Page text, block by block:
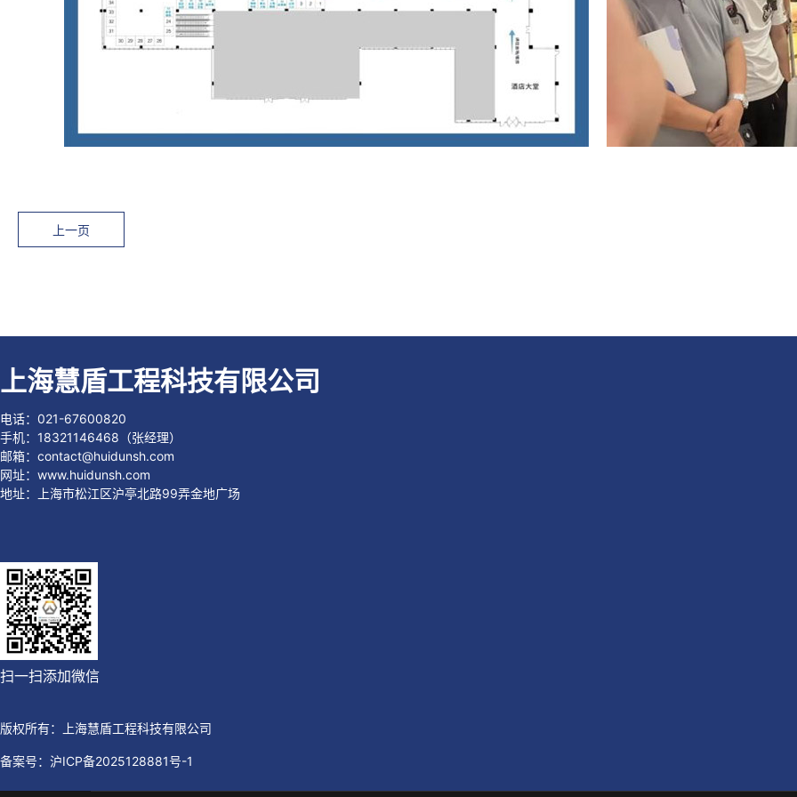
上一页
上海慧盾工程科技有限公司
电话：021-67600820
手机：18321146468（张经理）
邮箱：contact@huidunsh.com
网址：www.huidunsh.com
地址：上海市松江区沪亭北路99弄金地广场
扫一扫添加微信
版权所有：上海慧盾工程科技有限公司
备案号： 沪ICP备2025128881号-1